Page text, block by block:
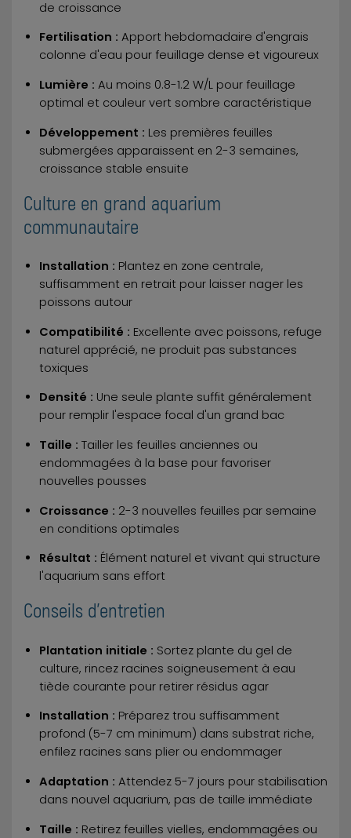
de croissance
Fertilisation : Apport hebdomadaire d'engrais
colonne d'eau pour feuillage dense et vigoureux
Lumière : Au moins 0.8-1.2 W/L pour feuillage
optimal et couleur vert sombre caractéristique
Développement : Les premières feuilles
submergées apparaissent en 2-3 semaines,
croissance stable ensuite
Culture en grand aquarium
communautaire
Installation : Plantez en zone centrale,
suffisamment en retrait pour laisser nager les
poissons autour
Compatibilité : Excellente avec poissons, refuge
naturel apprécié, ne produit pas substances
toxiques
Densité : Une seule plante suffit généralement
pour remplir l'espace focal d'un grand bac
Taille : Tailler les feuilles anciennes ou
endommagées à la base pour favoriser
nouvelles pousses
Croissance : 2-3 nouvelles feuilles par semaine
en conditions optimales
Résultat : Élément naturel et vivant qui structure
l'aquarium sans effort
Conseils d'entretien
Plantation initiale : Sortez plante du gel de
culture, rincez racines soigneusement à eau
tiède courante pour retirer résidus agar
Installation : Préparez trou suffisamment
profond (5-7 cm minimum) dans substrat riche,
enfilez racines sans plier ou endommager
Adaptation : Attendez 5-7 jours pour stabilisation
dans nouvel aquarium, pas de taille immédiate
Taille : Retirez feuilles vielles, endommagées ou